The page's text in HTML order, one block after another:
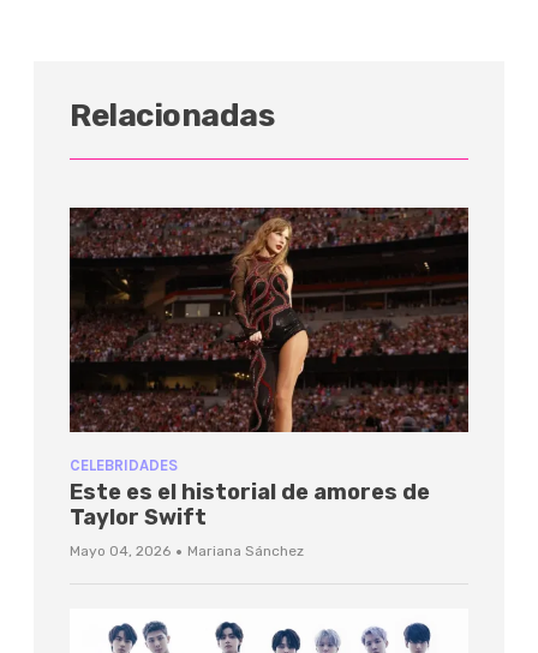
Relacionadas
CELEBRIDADES
Este es el historial de amores de
Taylor Swift
Mayo 04, 2026 · Mariana Sánchez